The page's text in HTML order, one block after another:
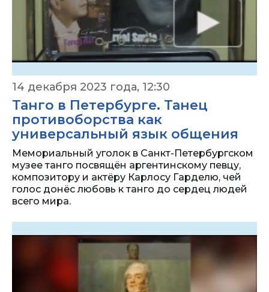
14 декабря 2023 года, 12:30
Танго в Петербурге. Танец
противоборства как
универсальный язык общения
Мемориальный уголок в Санкт-Петербургском
музее танго посвящён аргентинскому певцу,
композитору и актёру Карлосу Гарделю, чей
голос донёс любовь к танго до сердец людей
всего мира.